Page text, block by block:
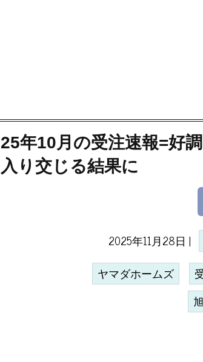
25年10月の受注速報=好
入り交じる結果に
2025年11月28日 |
ヤマダホームズ